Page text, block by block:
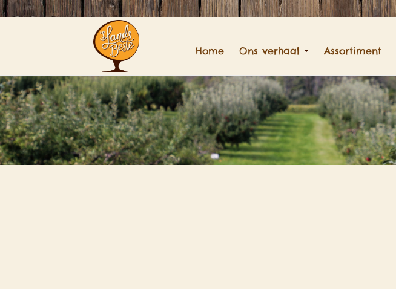
Home Ons verhaal Assortiment